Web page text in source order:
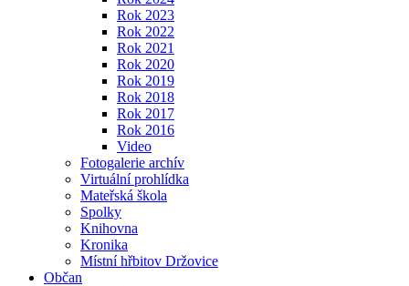
Rok 2023
Rok 2022
Rok 2021
Rok 2020
Rok 2019
Rok 2018
Rok 2017
Rok 2016
Video
Fotogalerie archív
Virtuální prohlídka
Mateřská škola
Spolky
Knihovna
Kronika
Místní hřbitov Držovice
Občan